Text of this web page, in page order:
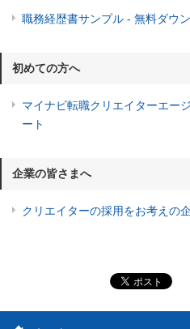
職務経歴書サンプル - 無料ダウ
初めての方へ
マイナビ転職クリエイターエー
ート
企業の皆さまへ
クリエイターの採用をお考えの